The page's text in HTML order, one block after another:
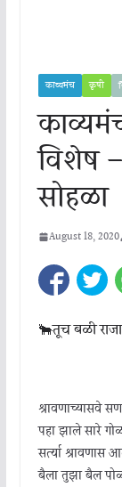
काव्यमंच कृषी
विशेष
सोहळा
August 18, 2020
🐂तूच बळी
श्रावणाच्यासवे सण
पहा झाले सारे
सर्त्या श्रावणास
बैला तुझा बैल